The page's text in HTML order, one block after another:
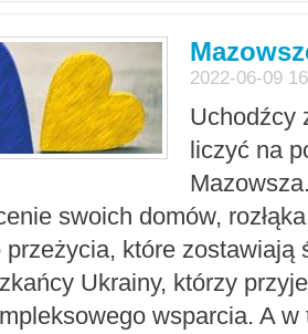
2022-06-09
Uchodźcy
liczyć na
swoich domów,
które zostawiają
Ukrainy, którzy
wsparcia. A w